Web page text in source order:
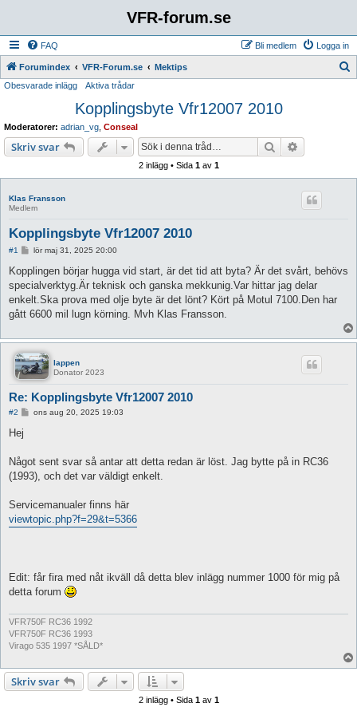
VFR-forum.se
FAQ Logga in
Bli medlem
Forumindex VFR-Forum.se Mektips
Obesvarade inlägg Aktiva trådar
Kopplingsbyte Vfr12007 2010
Moderatorer: adrian_vg Conseal
Skriv svar Sök
2 inlägg • Sida 1av 1
Klas Fransson
Medlem
Kopplingsbyte Vfr12007 2010
#1
l
g
g
lör maj 31, 2025 20:00
Kopplingen börjar hugga vid start, är det tid att byta? Är det svårt, behövs
specialverktyg.Är teknisk och ganska mekkunig.Var hittar jag delar
enkelt.Ska prova med olje byte är det lönt? Kört på Motul 7100.Den har
gått 6600 mil lugn körning. Mvh Klas Fransson.
lappen
Donator 2023
Re: Kopplingsbyte Vfr12007 2010
#2
g
ons aug 20, 2025 19:03
Hej
Något sent svar så antar att detta redan är löst. Jag bytte på in RC36
(1993), och det var väldigt enkelt.
Servicemanualer finns här
viewtopic.php?f=29&t=5366
Edit: får fira med nåt ikväll då detta blev inlägg nummer 1000 för mig på
detta forum
VFR750F RC36 1992
VFR750F RC36 1993
Virago 535 1997 *SÅLD*
Skriv svar
2 inlägg • Sida 1av 1